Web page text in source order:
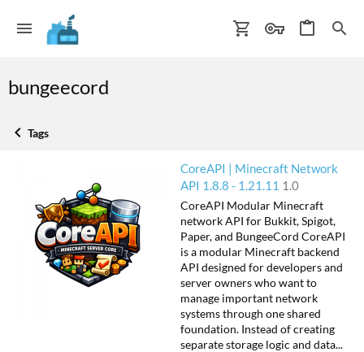
bungeecord
Tags
CoreAPI | Minecraft Network
API 1.8.8 - 1.21.11 1.0
CoreAPI Modular Minecraft
network API for Bukkit, Spigot,
Paper, and BungeeCord CoreAPI
is a modular Minecraft backend
API designed for developers and
server owners who want to
manage important network
systems through one shared
foundation. Instead of creating
separate storage logic and data...